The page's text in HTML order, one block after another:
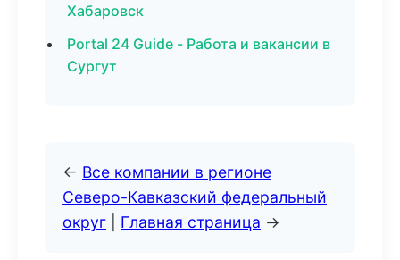
Хабаровск
Portal 24 Guide - Работа и вакансии в
Сургут
← Все компании в регионе
Северо-Кавказский федеральный
округ
Главная страница →